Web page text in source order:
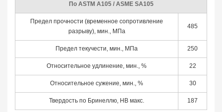
По ASTM A105 / ASME SA105
Предел прочности (временное сопротивление
разрыву), мин., МПа
485
Предел текучести, мин., МПа 250
Относительное удлинение, мин., % 22
Относительное сужение, мин., % 30
Твердость по Бринеллю, HB макс. 187